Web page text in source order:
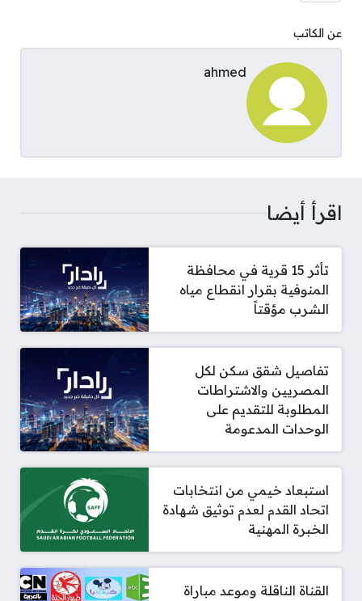
عن الكاتب
ahmed
اقرأ أيضا
تأثر 15 قرية في محافظة
المنوفية بقرار انقطاع مياه
الشرب مؤقتاً
تفاصيل شقق سكن لكل
المصريين والاشتراطات
المطلوبة للتقديم على
الوحدات المدعومة
استبعاد خيمي من انتخابات
اتحاد القدم لعدم توثيق شهادة
الخبرة المهنية
القناة الناقلة وموعد مباراة